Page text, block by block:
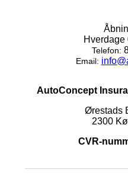
Hverdage
Telefon:
Email:
AutoConcept
Ørestads
2300
CVR-